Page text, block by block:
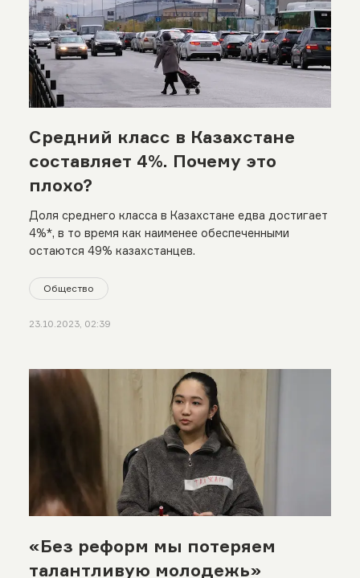
Средний класс в Казахстане
составляет 4%. Почему это
плохо?
Доля среднего класса в Казахстане едва достигает
4%*, в то время как наименее обеспеченными
остаются 49% казахстанцев.
Общество
23.10.2023, 02:39
«Без реформ мы потеряем
талантливую молодежь»